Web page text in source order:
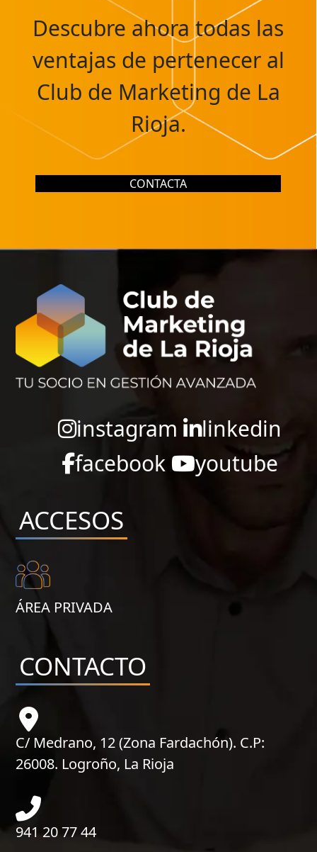
Descubre ahora todas las
ventajas de pertenecer al
Club de Marketing de La
Rioja.
CONTACTA
instagram
linkedin
facebook
youtube
ACCESOS
ÁREA PRIVADA
CONTACTO
C/ Medrano, 12 (Zona Fardachón). C.P:
26008. Logroño, La Rioja
941 20 77 44